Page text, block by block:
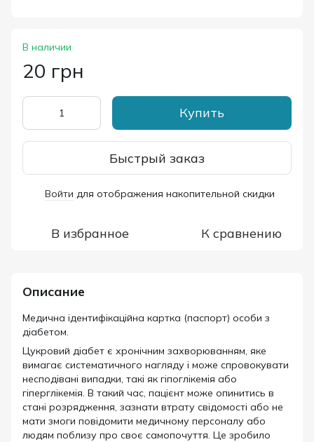
В наличии
20 грн
Купить
Быстрый заказ
Войти для отображения накопительной скидки
В избранное К сравнению
Описание
Медична ідентифікаційна картка (паспорт) особи з
діабетом.
Цукровий діабет є хронічним захворюванням, яке
вимагає систематичного нагляду і може спровокувати
несподівані випадки, такі як гіпоглікемія або
гіперглікемія. В такий час, пацієнт може опинитись в
стані розрядження, зазнати втрату свідомості або не
мати змоги повідомити медичному персоналу або
людям поблизу про своє самопочуття. Це зробило